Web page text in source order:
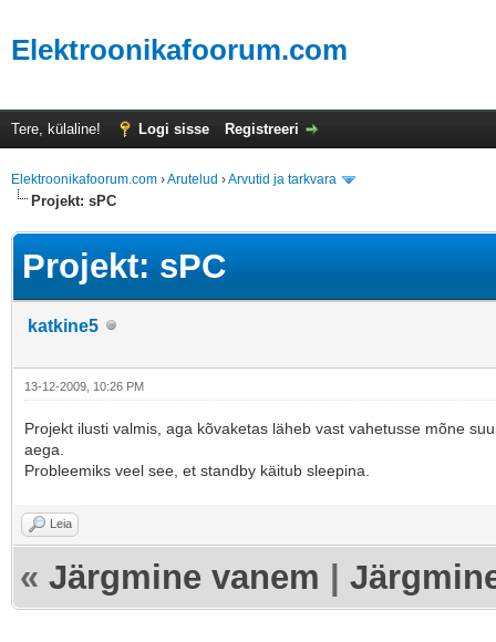
Elektroonikafoorum.com
Tere, külaline! Logi sisse Registreeri
Elektroonikafoorum.com ›Arutelud ›Arvutid ja tarkvara
Projekt: sPC
Projekt: sPC
katkine5
13-12-2009, 10:26 PM
Projekt ilusti valmis, aga kõvaketas läheb vast vahetusse mõne
aega.
Probleemiks veel see, et standby käitub sleepina.
Leia
« Järgmine vanem |